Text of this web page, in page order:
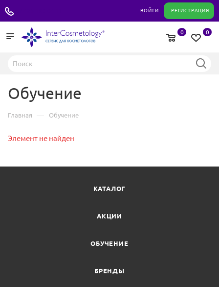
ВОЙТИ РЕГИСТРАЦИЯ
0
0
Обучение
Главная — Обучение
Элемент не найден
КАТАЛОГ
АКЦИИ
ОБУЧЕНИЕ
БРЕНДЫ